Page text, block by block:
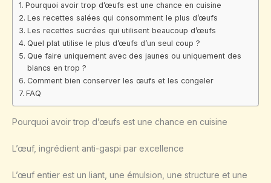
Pourquoi avoir trop d’œufs est une chance en cuisine
Les recettes salées qui consomment le plus d’œufs
Les recettes sucrées qui utilisent beaucoup d’œufs
Quel plat utilise le plus d’œufs d’un seul coup ?
Que faire uniquement avec des jaunes ou uniquement des
blancs en trop ?
Comment bien conserver les œufs et les congeler
FAQ
Pourquoi avoir trop d’œufs est une chance en cuisine
L’œuf, ingrédient anti-gaspi par excellence
L’œuf entier est un liant, une émulsion, une structure et une